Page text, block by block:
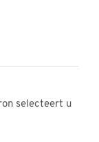
selecteert u